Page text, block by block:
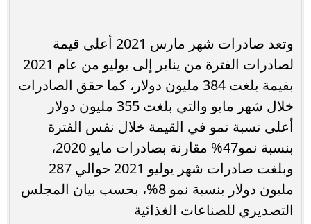
وتعد صادرات شهر مارس 2021 أعلى قيمة
لصادرات الفترة من يناير إلى يوليو من عام 2021
بقيمة بلغت 384 مليون دولار، كما حقق الصادرات
خلال شهر مايو والتي بلغت 355 مليون دولار
أعلى نسبة نمو في القيمة خلال نفس الفترة
بنسبة نمو47% مقارنة بصادرات مايو 2020،
وبلغت صادرات شهر يوليو 2021 حوالي 287
مليون دولار بنسبة نمو 8%، بحسب بيان المجلس
التصديري للصناعات الغذائية